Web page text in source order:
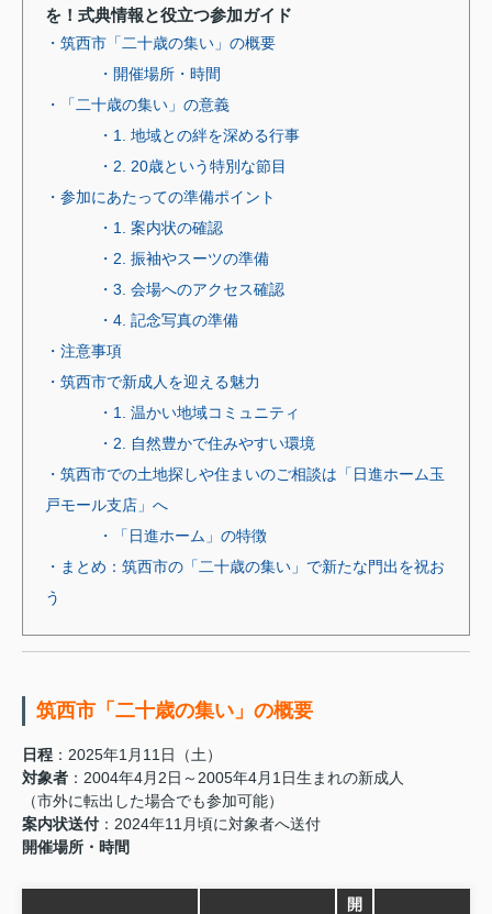
を！式典情報と役立つ参加ガイド
・筑西市「二十歳の集い」の概要
・開催場所・時間
・「二十歳の集い」の意義
・1. 地域との絆を深める行事
・2. 20歳という特別な節目
・参加にあたっての準備ポイント
・1. 案内状の確認
・2. 振袖やスーツの準備
・3. 会場へのアクセス確認
・4. 記念写真の準備
・注意事項
・筑西市で新成人を迎える魅力
・1. 温かい地域コミュニティ
・2. 自然豊かで住みやすい環境
・筑西市での土地探しや住まいのご相談は「日進ホーム玉
戸モール支店」へ
・「日進ホーム」の特徴
・まとめ：筑西市の「二十歳の集い」で新たな門出を祝お
う
筑西市「二十歳の集い」の概要
日程 ：2025年1月11日（土）
対象者 ：2004年4月2日～2005年4月1日生まれの新成人
（市外に転出した場合でも参加可能）
案内状送付：2024年11月頃に対象者へ送付
開催場所・時間
開